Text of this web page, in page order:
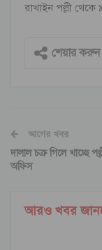
রাখাইন পল্লী
শেয়ার করুন
আগের খবর
দালাল চক্র গিলে খাচ্ছে
অফিস
আরও খবর